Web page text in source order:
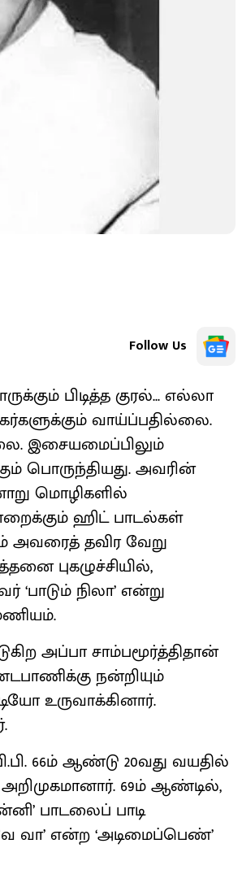
Follow Us
பிடித்த குரல்... எல்லா
வாய்ப்பதில்லை.
இசையமைப்பிலும்
பொருந்தியது. அவரின்
மொழிகளில்
ஹிட் பாடல்கள்
அவரைத் தவிர வேறு
புகழுச்சியில்,
நிலா’ என்று
அப்பா சாம்பமூர்த்திதான்
நன்றியும்
உருவாக்கினார்.
66ம் ஆண்டு 20வது வயதில்
69ம் ஆண்டில்,
பாடலைப் பாடி
வா’ என்ற ‘அடிமைப்பெண்’